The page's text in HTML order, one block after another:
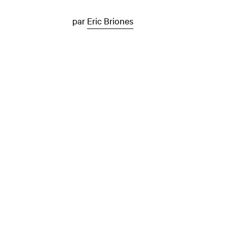
par Eric Briones